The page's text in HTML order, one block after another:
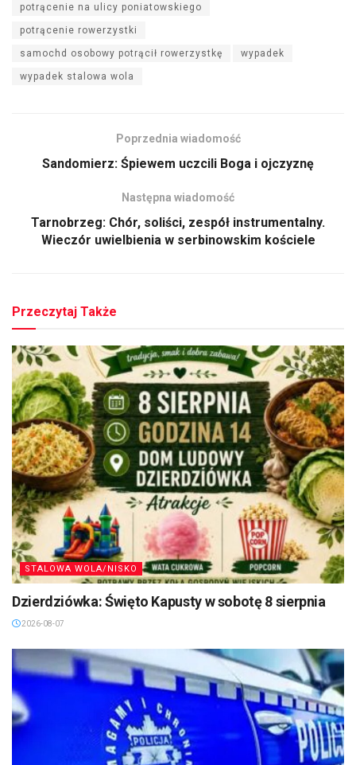
potrącenie na ulicy poniatowskiego
potrącenie rowerzystki
samochd osobowy potrącił rowerzystkę wypadek
wypadek stalowa wola
Poprzednia wiadomość
Sandomierz: Śpiewem uczcili Boga i ojczyznę
Następna wiadomość
Tarnobrzeg: Chór, soliści, zespół instrumentalny.
Wieczór uwielbienia w serbinowskim kościele
Przeczytaj Także
STALOWA WOLA/NISKO
Dzierdziówka: Święto Kapusty w sobotę 8 sierpnia
2026-08-07